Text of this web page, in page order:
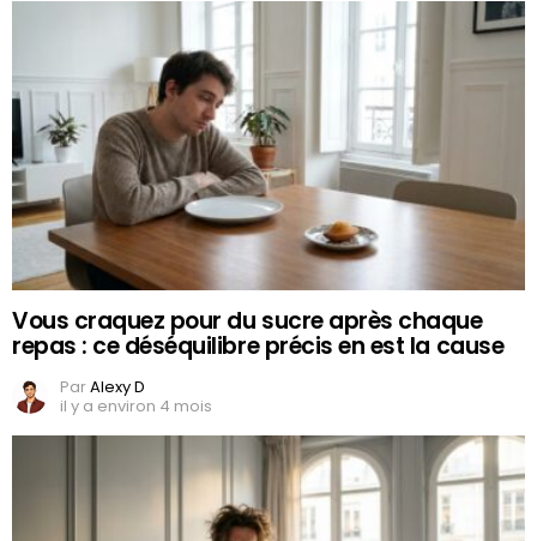
Vous craquez pour du sucre après chaque
repas : ce déséquilibre précis en est la cause
ParAlexy D
il y a environ 4 mois